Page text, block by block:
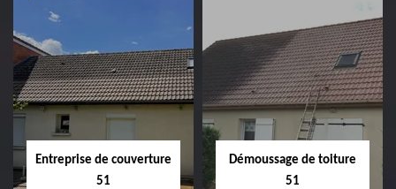
Entreprise de couverture
51
Démoussage de toiture
51